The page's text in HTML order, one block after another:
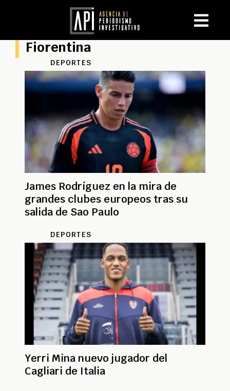
Fiorentina
DEPORTES
James Rodríguez en la mira de
grandes clubes europeos tras su
salida de Sao Paulo
DEPORTES
Yerri Mina nuevo jugador del
Cagliari de Italia